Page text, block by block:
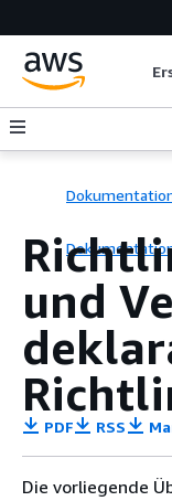
und
PDF RSS
Die vorliegende